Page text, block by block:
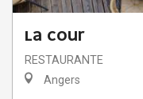
LA COUR
RESTAURANTE
Angers